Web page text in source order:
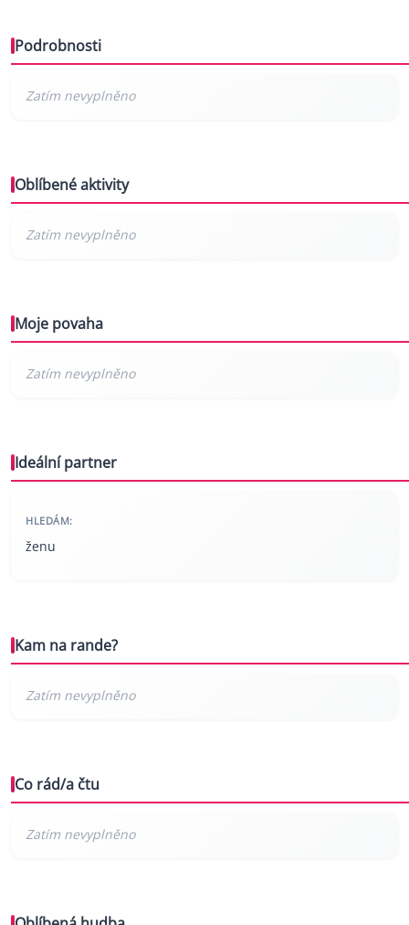
Podrobnosti
Oblíbené aktivity
Moje povaha
Ideální partner
HLEDÁM:
ženu
Kam na rande?
Co rád/a čtu